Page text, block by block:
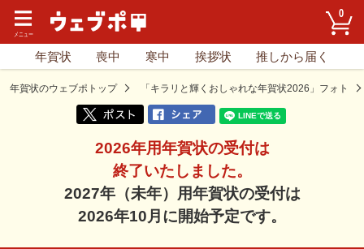
0
年賀状 喪中 寒中 挨拶状 推しから届く
年賀状のウェブポトップ 「キラリと輝くおしゃれな年賀状2026」フォト
2026年用年賀状の受付は
終了いたしました。
2027年（未年）用年賀状の受付は
2026年10月に開始予定です。